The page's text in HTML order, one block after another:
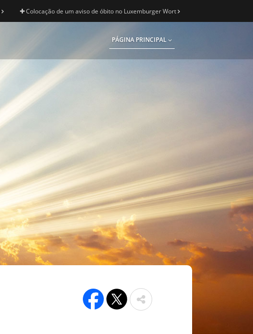
Colocação de um aviso de óbito no Luxemburger Wort
PÁGINA PRINCIPAL